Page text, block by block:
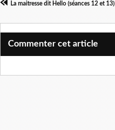
La maitresse dit Hello (séances 12 et 13)
Commenter cet article